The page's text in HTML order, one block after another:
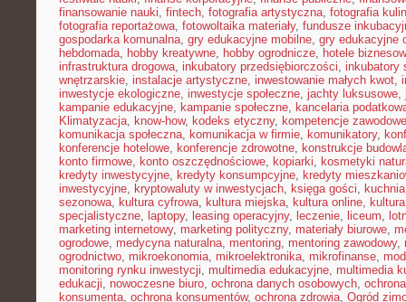
finansowanie nauki, fintech, fotografia artystyczna, fotografia
fotografia reportażowa, fotowoltaika materiały, fundusze
gospodarka komunalna, gry edukacyjne mobilne, gry edukacyjne
hebdomada, hobby kreatywne, hobby ogrodnicze, hotele
infrastruktura drogowa, inkubatory przedsiębiorczości, inkubatory
wnętrzarskie, instalacje artystyczne, inwestowanie małych kwot,
inwestycje ekologiczne, inwestycje społeczne, jachty luksusowe,
kampanie edukacyjne, kampanie społeczne, kancelaria
Klimatyzacja, know-how, kodeks etyczny, kompetencje zawodowe
komunikacja społeczna, komunikacja w firmie, komunikatory,
konferencje hotelowe, konferencje zdrowotne, konstrukcje
konto firmowe, konto oszczędnościowe, kopiarki, kosmetyki
kredyty inwestycyjne, kredyty konsumpcyjne, kredyty
inwestycyjne, kryptowaluty w inwestycjach, księga gości,
sezonowa, kultura cyfrowa, kultura miejska, kultura online,
specjalistyczne, laptopy, leasing operacyjny, leczenie, liceum,
marketing internetowy, marketing polityczny, materiały biurowe,
ogrodowe, medycyna naturalna, mentoring, mentoring zawodowy,
ogrodnictwo, mikroekonomia, mikroelektronika, mikrofinanse,
monitoring rynku inwestycji, multimedia edukacyjne, multimedia
edukacji, nowoczesne biuro, ochrona danych osobowych,
konsumenta, ochrona konsumentów, ochrona zdrowia, Ogród